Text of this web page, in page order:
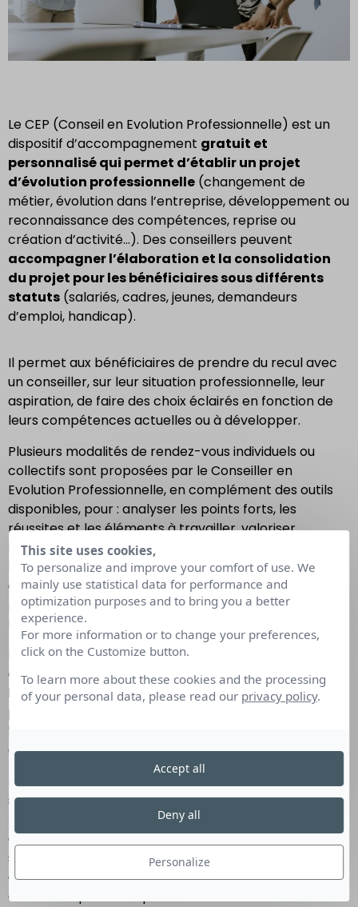
Le CEP (Conseil en Evolution Professionnelle) est un
dispositif d’accompagnement gratuit et
personnalisé qui permet d’établir un projet
d’évolution professionnelle (changement de
métier, évolution dans l’entreprise, développement ou
reconnaissance des compétences, reprise ou
création d’activité…). Des conseillers peuvent
accompagner l’élaboration et la consolidation
du projet pour les bénéficiaires sous différents
statuts (salariés, cadres, jeunes, demandeurs
d’emploi, handicap).
Il permet aux bénéficiaires de prendre du recul avec
un conseiller, sur leur situation professionnelle, leur
aspiration, de faire des choix éclairés en fonction de
leurs compétences actuelles ou à développer.
Plusieurs modalités de rendez-vous individuels ou
collectifs sont proposées par le Conseiller en
Evolution Professionnelle, en complément des outils
disponibles, pour : analyser les points forts, les
réussites et les éléments à travailler, valoriser
l’expérience pour plus d’opportunités, définir les
besoins et clarifier le projet professionnel, mettre en
œuvre les projets et choisir la formation
professionnelle à privilégier et les aider à trouver un
financement.
Le CEP a connu desévolutions significatives
dernières années, renforçantson rôle clé dans
l’accompagnement des salariés dans leur
parcours professionnel.
hausse
CEP.
Pour les opérateurs en région, la fin de la crise
sanitaire en est la première cause. En effet, de
nombreux projets ont mûri pendant la période de la
crise. C’est aussi la reprise des salons et des forums, la
suite des actions de communication, la rencontre
avec les entreprises et l’augmentation du nombre de
demandes pour le dispositif démissionnaire.
This site uses cookies,
To personalize and improve your comfort of use. We
mainly use statistical data for performance and
optimization purposes and to bring you a better
experience.
For more information or to change your preferences,
click on the Customize button.
To learn more about these cookies and the processing
of your personal data, please read our privacy policy.
Personalize
Deny all
Accept all